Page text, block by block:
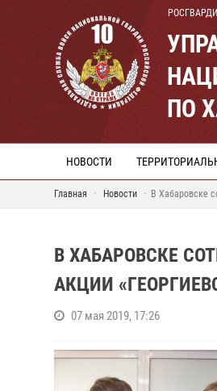
ПО
НОВОСТИ
Главная Новости В Хабаровске
В ХАБАРОВСКЕ
АКЦИИ
07 мая 2019, 17:26